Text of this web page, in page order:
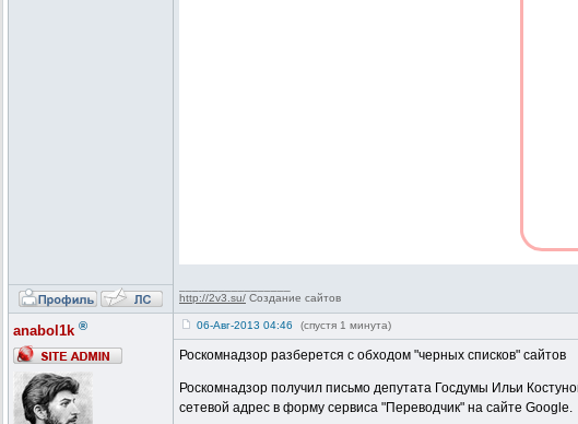
http://2v3.su/ Создание сайтов
anabol1k ® 06-Авг-2013 04:46 (спустя 1 минута)
Роскомнадзор разберется с обходом "черных списков" сайтов
Роскомнадзор получил письмо депутата Госдумы Ильи
сетевой адрес в форму сервиса "Переводчик" на сайте Google.